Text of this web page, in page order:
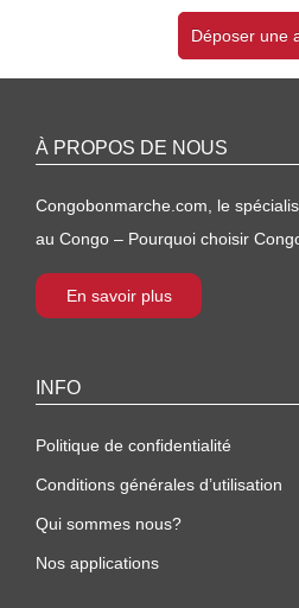
Déposer une
À PROPOS DE NOUS
Congobonmarche.com, le
au Congo – Pourquoi choisir
En savoir plus
INFO
Politique de confidentialité
Conditions générales d’utilisation
Qui sommes nous?
Nos applications